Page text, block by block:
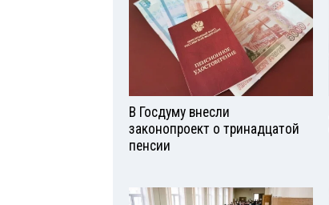
В Госдуму внесли
законопроект о тринадцатой
пенсии